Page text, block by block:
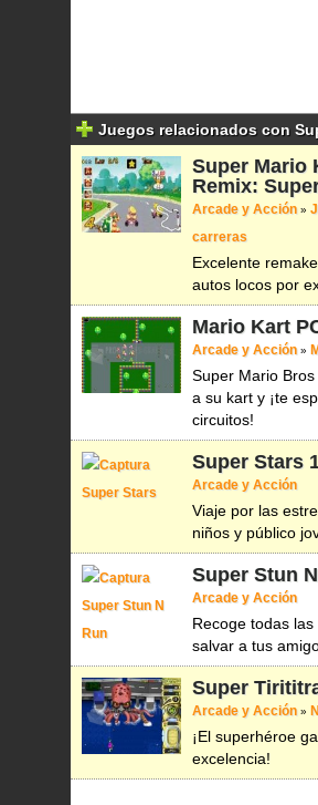
Juegos relacionados con
Super Mario
Remix:
Arcade y Acción »
carreras
Excelente
autos locos por
Mario Kart
Arcade y Acción »
Super Mario
a su kart y ¡te
circuitos!
Super Stars
Arcade y Acción
Viaje por las
niños y público
Super Stun
Arcade y Acción
Recoge todas las
salvar a tus
Super
Arcade y Acción »
¡El superhéroe
excelencia!